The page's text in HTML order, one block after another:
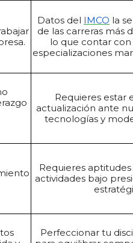
Datos del IMCO la
de las carreras más
lo que contar
especializaciones
Requieres estar
actualización ante
tecnologías y
Requieres
actividades bajo
Perfeccionar tu